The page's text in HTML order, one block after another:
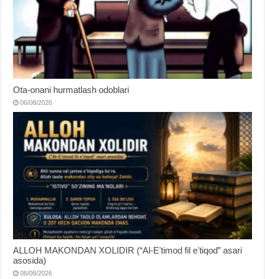
Ota-onani hurmatlash odoblari
06/08/2026
ALLOH MAKONDAN XOLIDIR (“Al-Eʼtimod fil eʼtiqod” asari
asosida)
06/08/2026